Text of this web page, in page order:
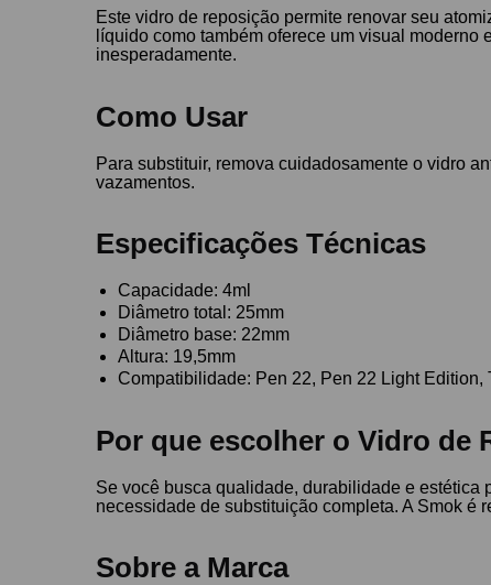
Este vidro de reposição permite renovar seu
líquido como também oferece um visual
inesperadamente.
Como Usar
Para substituir, remova cuidadosamente o vidro
vazamentos.
Especificações Técnicas
Capacidade: 4ml
Diâmetro total: 25mm
Diâmetro base: 22mm
Altura: 19,5mm
Compatibilidade: Pen 22, Pen 22 Light
Por que escolher o Vidro de
Se você busca qualidade, durabilidade e estética
necessidade de substituição completa. A Smok é
Sobre a Marca